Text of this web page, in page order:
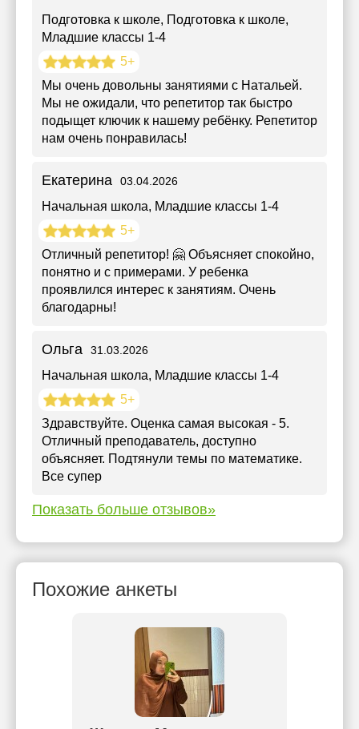
Подготовка к школе, Подготовка к школе,
Младшие классы 1-4
5+
Мы очень довольны занятиями с Натальей.
Мы не ожидали, что репетитор так быстро
подыщет ключик к нашему ребёнку. Репетитор
нам очень понравилась!
Екатерина 03.04.2026
Начальная школа, Младшие классы 1-4
5+
Отличный репетитор! 🤗 Объясняет спокойно,
понятно и с примерами. У ребенка
проявлился интерес к занятиям. Очень
благодарны!
Ольга 31.03.2026
Начальная школа, Младшие классы 1-4
5+
Здравствуйте. Оценка самая высокая - 5.
Отличный преподаватель, доступно
объясняет. Подтянули темы по математике.
Все супер
Показать больше отзывов»
Похожие анкеты